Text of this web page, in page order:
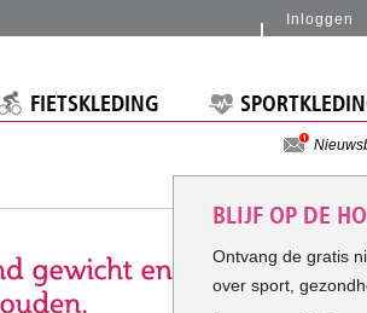
FIETSKLEDING
Inloggen
BLIJF OP DE
Ontvang de gratis
over sport,